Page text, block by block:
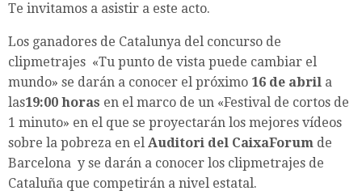
Te invitamos a asistir a este acto.
Los ganadores de Catalunya del concurso de
clipmetrajes «Tu punto de vista puede cambiar el
mundo» se darán a conocer el próximo 16 de abril a
las19:00 horas en el marco de un «Festival de cortos de
1 minuto» en el que se proyectarán los mejores vídeos
sobre la pobreza en el Auditori del CaixaForum de
Barcelona y se darán a conocer los clipmetrajes de
Cataluña que competirán a nivel estatal.